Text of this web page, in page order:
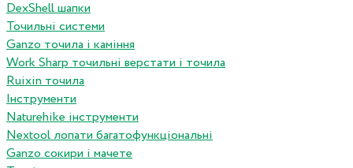
DexShell шапки
Точильні системи
Ganzo точила і каміння
Work Sharp точильні верстати і точила
Ruixin точила
Інструменти
Naturehike інструменти
Nextool лопати багатофункціональні
Ganzo сокири і мачете